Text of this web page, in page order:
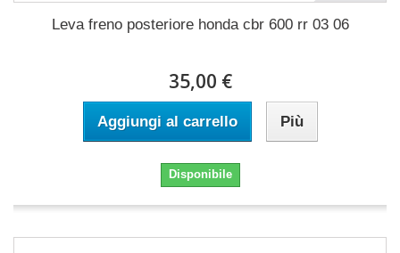
Leva freno posteriore honda cbr 600 rr 03 06
35,00 €
Aggiungi al carrello Più
Disponibile